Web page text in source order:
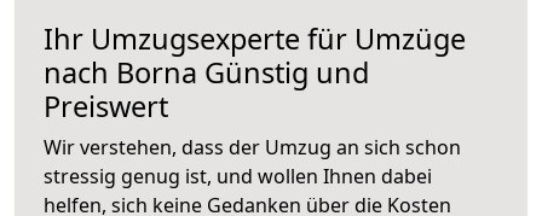
Ihr Umzugsexperte für Umzüge
nach Borna Günstig und
Preiswert
Wir verstehen, dass der Umzug an sich schon
stressig genug ist, und wollen Ihnen dabei
helfen, sich keine Gedanken über die Kosten